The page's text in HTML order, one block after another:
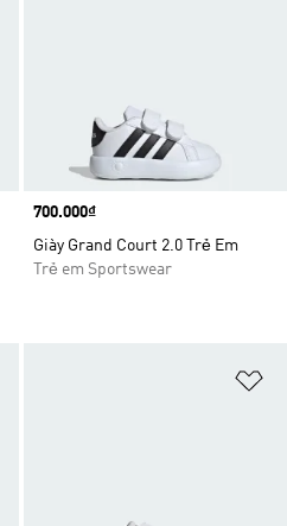
Price
700.000₫
Giày Grand Court 2.0 Trẻ Em
Trẻ em Sportswear